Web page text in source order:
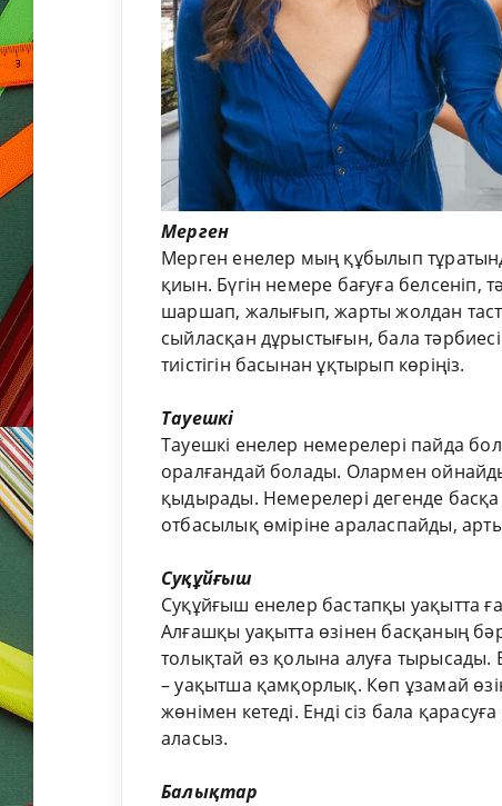
Мерген
Мерген енелер мың құбылып
қиын. Бүгін немере бағуға белсеніп,
шаршап, жалығып, жарты жолдан
сыйласқан дұрыстығын, бала
тиістігін басынан ұқтырып көріңіз.
Тауешкі
Тауешкі енелер немерелері пайда
оралғандай болады. Олармен
қыдырады. Немерелері дегенде
отбасылық өміріне араласпайды,
Суқұйғыш
Суқұйғыш енелер бастапқы уақытта
Алғашқы уақытта өзінен басқаның
толықтай өз қолына алуға тырысады.
– уақытша қамқорлық. Көп ұзамай
жөнімен кетеді. Енді сіз бала
аласыз.
Балықтар